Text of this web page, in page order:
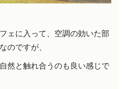
ェに入って、空調の効いた部
のですが、
然と触れ合うのも良い感じで